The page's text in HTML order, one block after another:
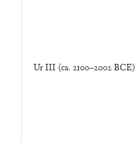
Ur III (ca. 2100–2002 BCE)